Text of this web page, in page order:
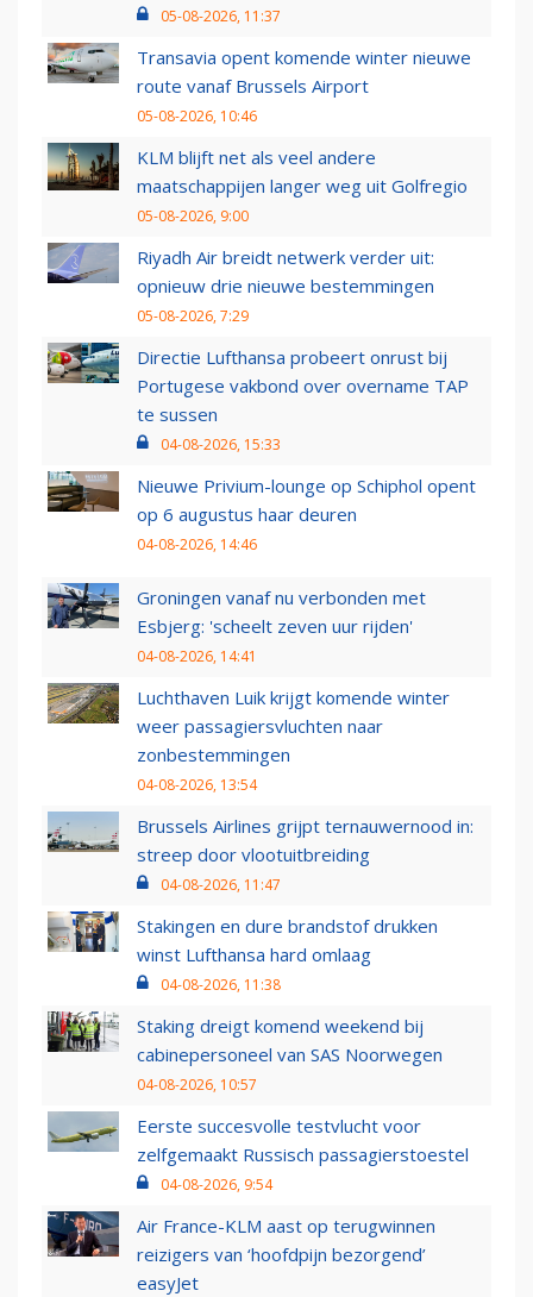
05-08-2026, 11:37
Transavia opent komende winter nieuwe
route vanaf Brussels Airport
05-08-2026, 10:46
KLM blijft net als veel andere
maatschappijen langer weg uit Golfregio
05-08-2026, 9:00
Riyadh Air breidt netwerk verder uit:
opnieuw drie nieuwe bestemmingen
05-08-2026, 7:29
Directie Lufthansa probeert onrust bij
Portugese vakbond over overname TAP
te sussen
04-08-2026, 15:33
Nieuwe Privium-lounge op Schiphol opent
op 6 augustus haar deuren
04-08-2026, 14:46
Groningen vanaf nu verbonden met
Esbjerg: 'scheelt zeven uur rijden'
04-08-2026, 14:41
Luchthaven Luik krijgt komende winter
weer passagiersvluchten naar
zonbestemmingen
04-08-2026, 13:54
Brussels Airlines grijpt ternauwernood in:
streep door vlootuitbreiding
04-08-2026, 11:47
Stakingen en dure brandstof drukken
winst Lufthansa hard omlaag
04-08-2026, 11:38
Staking dreigt komend weekend bij
cabinepersoneel van SAS Noorwegen
04-08-2026, 10:57
Eerste succesvolle testvlucht voor
zelfgemaakt Russisch passagierstoestel
04-08-2026, 9:54
Air France-KLM aast op terugwinnen
reizigers van ‘hoofdpijn bezorgend’
easyJet